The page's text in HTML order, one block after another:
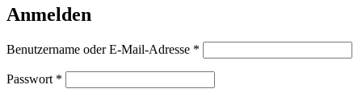
Anmelden
Benutzername oder E-Mail-Adresse *
Passwort *